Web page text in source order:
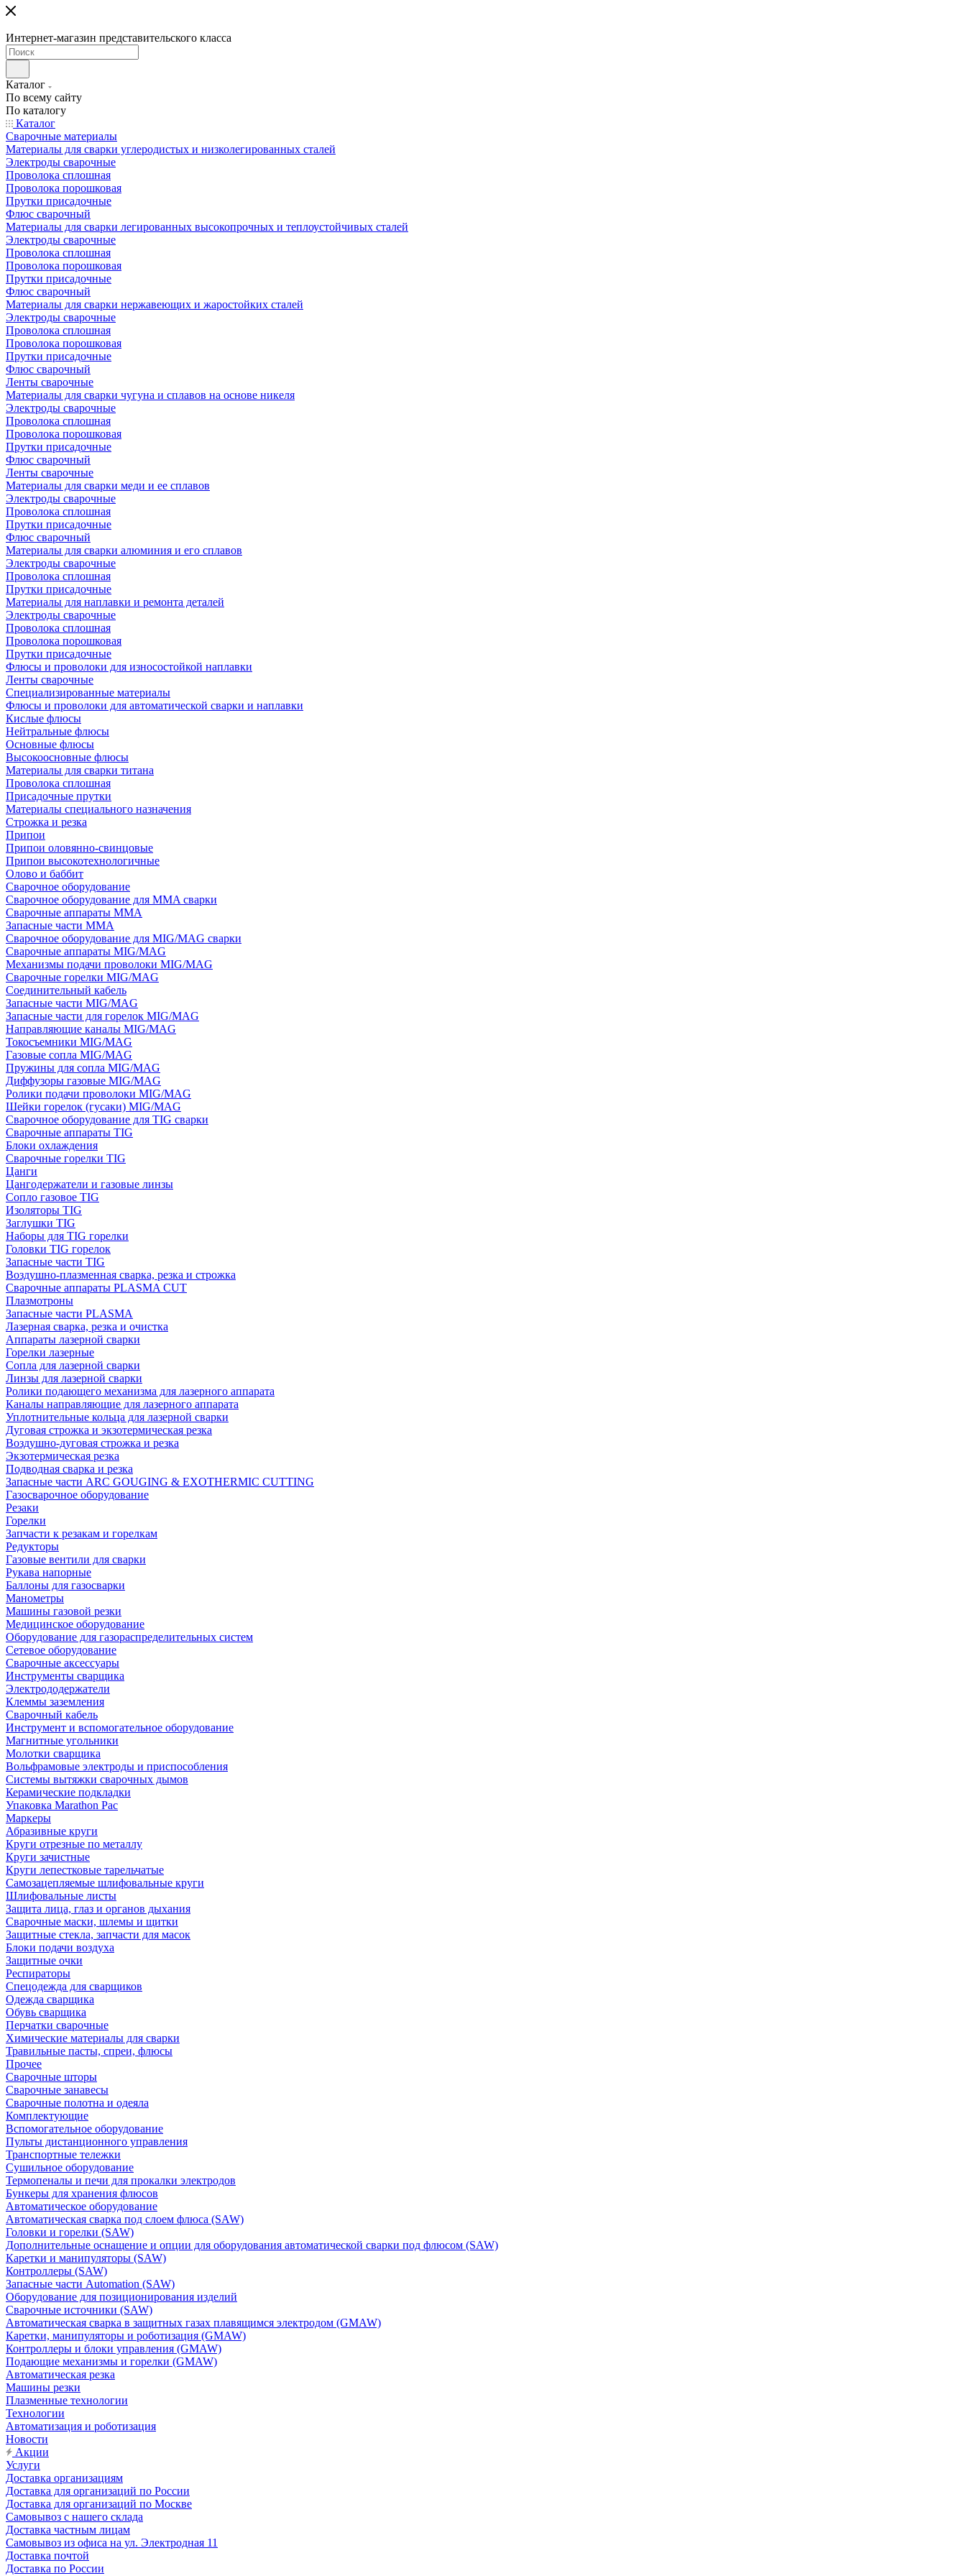
Интернет-магазин представительского класса
Каталог
По всему сайту
По каталогу
Каталог
Сварочные материалы
Материалы для сварки углеродистых и низколегированных сталей
Электроды сварочные
Проволока сплошная
Проволока порошковая
Прутки присадочные
Флюс сварочный
Материалы для сварки легированных высокопрочных и теплоустойчивых сталей
Электроды сварочные
Проволока сплошная
Проволока порошковая
Прутки присадочные
Флюс сварочный
Материалы для сварки нержавеющих и жаростойких сталей
Электроды сварочные
Проволока сплошная
Проволока порошковая
Прутки присадочные
Флюс сварочный
Ленты сварочные
Материалы для сварки чугуна и сплавов на основе никеля
Электроды сварочные
Проволока сплошная
Проволока порошковая
Прутки присадочные
Флюс сварочный
Ленты сварочные
Материалы для сварки меди и ее сплавов
Электроды сварочные
Проволока сплошная
Прутки присадочные
Флюс сварочный
Материалы для сварки алюминия и его сплавов
Электроды сварочные
Проволока сплошная
Прутки присадочные
Материалы для наплавки и ремонта деталей
Электроды сварочные
Проволока сплошная
Проволока порошковая
Прутки присадочные
Флюсы и проволоки для износостойкой наплавки
Ленты сварочные
Специализированные материалы
Флюсы и проволоки для автоматической сварки и наплавки
Кислые флюсы
Нейтральные флюсы
Основные флюсы
Высокоосновные флюсы
Материалы для сварки титана
Проволока сплошная
Присадочные прутки
Материалы специального назначения
Строжка и резка
Припои
Припои оловянно-свинцовые
Припои высокотехнологичные
Олово и баббит
Сварочное оборудование
Сварочное оборудование для MMA сварки
Сварочные аппараты MMA
Запасные части MMA
Сварочное оборудование для MIG/MAG сварки
Сварочные аппараты MIG/MAG
Механизмы подачи проволоки MIG/MAG
Сварочные горелки MIG/MAG
Соединительный кабель
Запасные части MIG/MAG
Запасные части для горелок MIG/MAG
Направляющие каналы MIG/MAG
Токосъемники MIG/MAG
Газовые сопла MIG/MAG
Пружины для сопла MIG/MAG
Диффузоры газовые MIG/MAG
Ролики подачи проволоки MIG/MAG
Шейки горелок (гусаки) MIG/MAG
Сварочное оборудование для TIG сварки
Сварочные аппараты TIG
Блоки охлаждения
Сварочные горелки TIG
Цанги
Цангодержатели и газовые линзы
Сопло газовое TIG
Изоляторы TIG
Заглушки TIG
Наборы для TIG горелки
Головки TIG горелок
Запасные части TIG
Воздушно-плазменная сварка, резка и строжка
Сварочные аппараты PLASMA CUT
Плазмотроны
Запасные части PLASMA
Лазерная сварка, резка и очистка
Аппараты лазерной сварки
Горелки лазерные
Сопла для лазерной сварки
Линзы для лазерной сварки
Ролики подающего механизма для лазерного аппарата
Каналы направляющие для лазерного аппарата
Уплотнительные кольца для лазерной сварки
Дуговая строжка и экзотермическая резка
Воздушно-дуговая строжка и резка
Экзотермическая резка
Подводная сварка и резка
Запасные части ARC GOUGING & EXOTHERMIC CUTTING
Газосварочное оборудование
Резаки
Горелки
Запчасти к резакам и горелкам
Редукторы
Газовые вентили для сварки
Рукава напорные
Баллоны для газосварки
Манометры
Машины газовой резки
Медицинское оборудование
Оборудование для газораспределительных систем
Сетевое оборудование
Сварочные аксессуары
Инструменты сварщика
Электрододержатели
Клеммы заземления
Сварочный кабель
Инструмент и вспомогательное оборудование
Магнитные угольники
Молотки сварщика
Вольфрамовые электроды и приспособления
Системы вытяжки сварочных дымов
Керамические подкладки
Упаковка Marathon Pac
Маркеры
Абразивные круги
Круги отрезные по металлу
Круги зачистные
Круги лепестковые тарельчатые
Самозацепляемые шлифовальные круги
Шлифовальные листы
Защита лица, глаз и органов дыхания
Сварочные маски, шлемы и щитки
Защитные стекла, запчасти для масок
Блоки подачи воздуха
Защитные очки
Респираторы
Спецодежда для сварщиков
Одежда сварщика
Обувь сварщика
Перчатки сварочные
Химические материалы для сварки
Травильные пасты, спреи, флюсы
Прочее
Сварочные шторы
Сварочные занавесы
Сварочные полотна и одеяла
Комплектующие
Вспомогательное оборудование
Пульты дистанционного управления
Транспортные тележки
Сушильное оборудование
Термопеналы и печи для прокалки электродов
Бункеры для хранения флюсов
Автоматическое оборудование
Автоматическая сварка под слоем флюса (SAW)
Головки и горелки (SAW)
Дополнительные оснащение и опции для оборудования автоматической сварки под флюсом (SAW)
Каретки и манипуляторы (SAW)
Контроллеры (SAW)
Запасные части Automation (SAW)
Оборудование для позиционирования изделий
Сварочные источники (SAW)
Автоматическая сварка в защитных газах плавящимся электродом (GMAW)
Каретки, манипуляторы и роботизация (GMAW)
Контроллеры и блоки управления (GMAW)
Подающие механизмы и горелки (GMAW)
Автоматическая резка
Машины резки
Плазменные технологии
Технологии
Автоматизация и роботизация
Новости
Акции
Услуги
Доставка организациям
Доставка для организаций по России
Доставка для организаций по Москве
Самовывоз с нашего склада
Доставка частным лицам
Самовывоз из офиса на ул. Электродная 11
Доставка почтой
Доставка по России